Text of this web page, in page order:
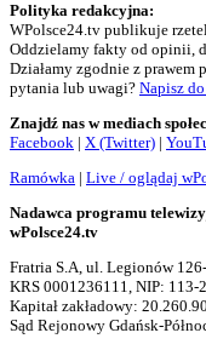
Polityka redakcyjna:
WPolsce24.tv publikuje
Oddzielamy fakty od opinii,
Działamy zgodnie z
pytania lub uwagi? Napisz
Znajdź nas w mediach
Facebook | X (Twitter) |
Ramówka | Live / oglądaj
Nadawca programu
wPolsce24.tv
Fratria S.A, ul. Legionów
KRS 0001236111, NIP: 113-
Kapitał zakładowy:
Sąd Rejonowy Gdańsk-